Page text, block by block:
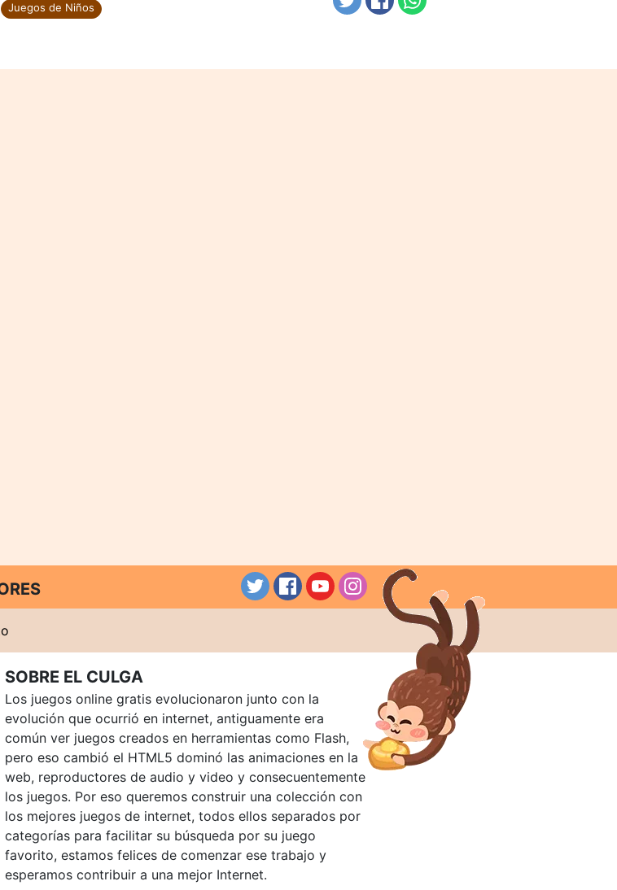
Juegos de Niños
SOBRE EL CULGA
Los juegos online gratis evolucionaron junto con la
evolución que ocurrió en internet, antiguamente era
común ver juegos creados en herramientas como Flash,
pero eso cambió el HTML5 dominó las animaciones en la
web, reproductores de audio y video y consecuentemente
los juegos. Por eso queremos construir una colección con
los mejores juegos de internet, todos ellos separados por
categorías para facilitar su búsqueda por su juego
favorito, estamos felices de comenzar ese trabajo y
esperamos contribuir a una mejor Internet.